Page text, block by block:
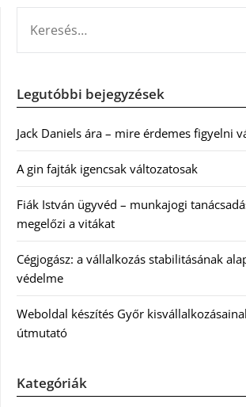
Legutóbbi bejegyzések
Jack Daniels ára – mire érdemes figyelni
A gin fajták igencsak változatosak
Fiák István ügyvéd – munkajogi
megelőzi a vitákat
Cégjogász: a vállalkozás stabilitásának
védelme
Weboldal készítés Győr
útmutató
Kategóriák